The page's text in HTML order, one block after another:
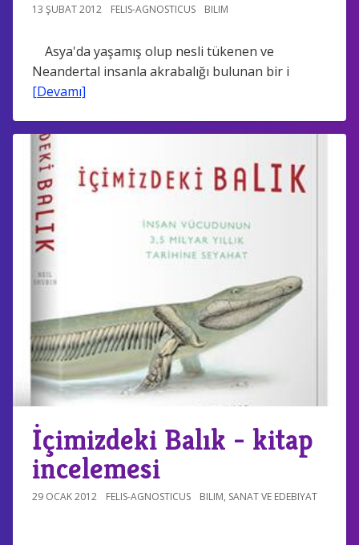
13 ŞUBAT 2012 FELIS-AGNOSTICUS BILIM
Asya'da yaşamış olup nesli tükenen ve
Neandertal insanla akrabalığı bulunan bir i
[Devamı]
İçimizdeki Balık - kitap
incelemesi
29 OCAK 2012 FELIS-AGNOSTICUS BILIM, SANAT VE EDEBIYAT